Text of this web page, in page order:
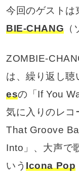
今回のゲストは
BIE-CHANG
ZOMBIE-
は、繰り返し
esの「If You
気に入りのレコ
That Groove
Into」、大声で
いうIcona Pop